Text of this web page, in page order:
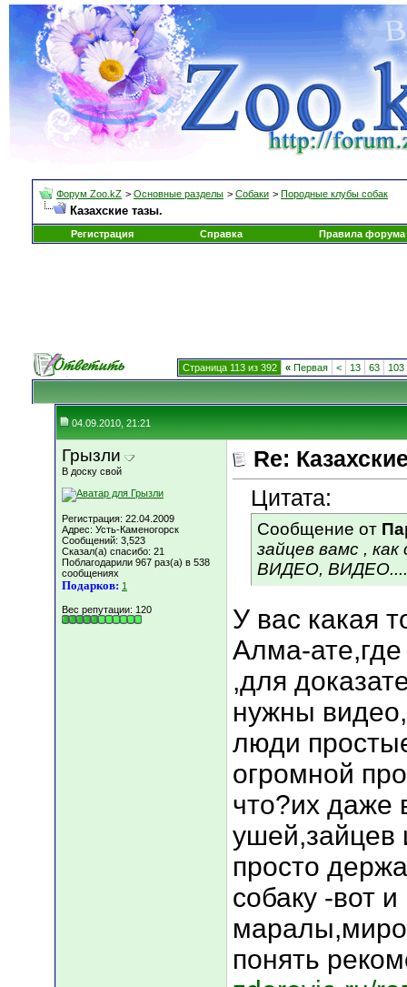
Форум Zoo.kZ > Основные разделы > Собаки > Породные клубы собак
Казахские тазы.
Регистрация Справка Правила форума
Страница 113 из 392 « Первая < 13 63 103
04.09.2010, 21:21
Грызли
В доску свой
Регистрация: 22.04.2009
Адрес: Усть-Каменогорск
Сообщений: 3,523
Сказал(а) спасибо: 21
Поблагодарили 967 раз(а) в 538
сообщениях
Подарков: 1
Вес репутации: 120
Re:
Цитата:
Сообщение от
зайцев вамс ,
ВИДЕО, ВИДЕО....
У вас какая
Алма-
,для
нужны
люди
огромной
что?их даже
ушей,зайцев
просто
собаку -вот
понять